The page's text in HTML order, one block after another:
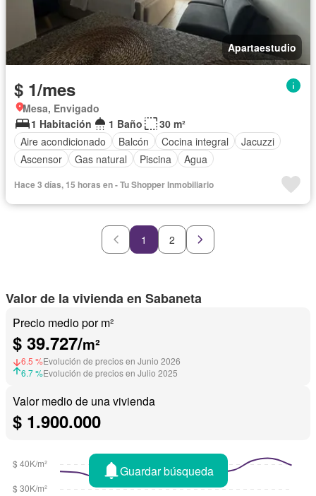
Apartaestudio
$ 1/mes
Mesa, Envigado
1 Habitación
1 Baño
30 m²
Aire acondicionado
Balcón Cocina integral
Jacuzzi
Ascensor
Gas natural Piscina Agua
Hace 3 días, 15 horas en - Tu Shopper Inmobiliario
1 2
Valor de la vivienda en Sabaneta
Precio medio por m²
$ 39.727/m²
6.5 %Evolución de precios en Junio 2026
6.7 %Evolución de precios en Julio 2025
Valor medio de una vivienda
$ 1.900.000
Guardar búsqueda